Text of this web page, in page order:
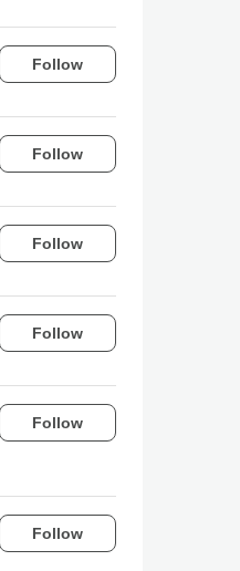
Follow
Follow
Follow
Follow
Follow
Follow